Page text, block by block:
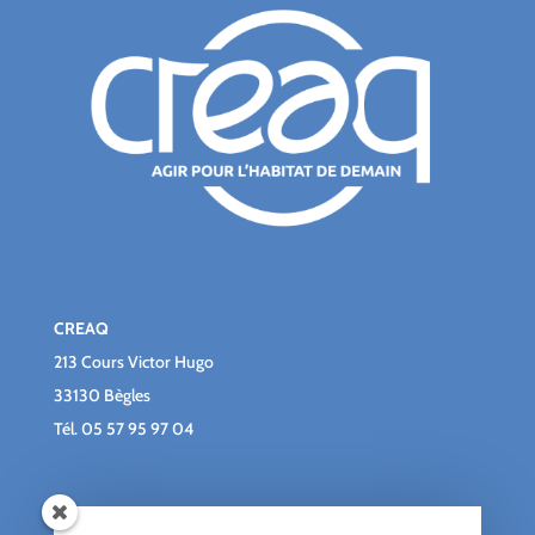
CREAQ
213 Cours Victor Hugo
33130 Bègles
Tél.05 57 95 97 04
Qui sommes-nous ?